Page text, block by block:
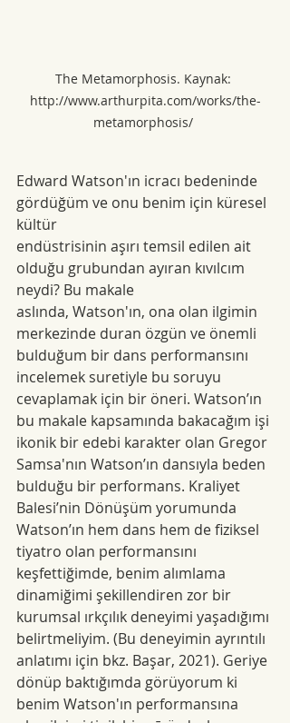
The Metamorphosis. Kaynak:
http://www.arthurpita.com/works/the-
metamorphosis/
Edward Watson'ın icracı bedeninde
gördüğüm ve onu benim için küresel
kültür
endüstrisinin aşırı temsil edilen ait
olduğu grubundan ayıran kıvılcım
neydi? Bu makale
aslında, Watson'ın, ona olan ilgimin
merkezinde duran özgün ve önemli
bulduğum bir dans performansını
incelemek suretiyle bu soruyu
cevaplamak için bir öneri. Watson’ın
bu makale kapsamında bakacağım işi
ikonik bir edebi karakter olan Gregor
Samsa'nın Watson’ın dansıyla beden
bulduğu bir performans. Kraliyet
Balesi’nin Dönüşüm yorumunda
Watson’ın hem dans hem de fiziksel
tiyatro olan performansını
keşfettiğimde, benim alımlama
dinamiğimi şekillendiren zor bir
kurumsal ırkçılık deneyimi yaşadığımı
belirtmeliyim. (Bu deneyimin ayrıntılı
anlatımı için bkz. Başar, 2021). Geriye
dönüp baktığımda görüyorum ki
benim Watson'ın performansına